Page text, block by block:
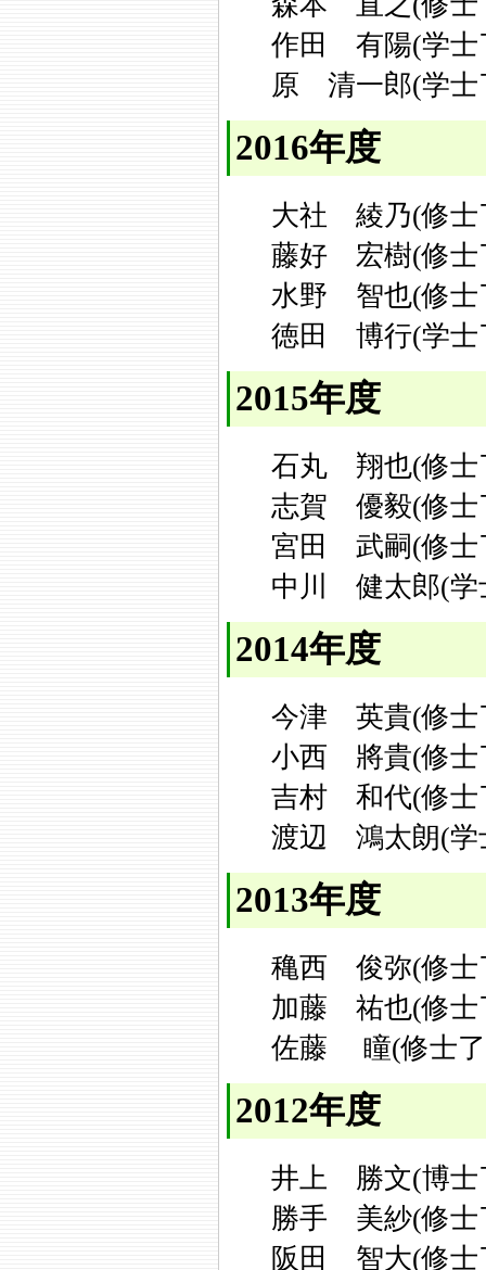
作田 有陽(学士
原 清一郎(学士
2016年度
大社 綾乃(修士
藤好 宏樹(修士
水野 智也(修士
徳田 博行(学士
2015年度
石丸 翔也(修士
志賀 優毅(修士
宮田 武嗣(修士
中川 健太郎(学
2014年度
今津 英貴(修士
小西 將貴(修士
吉村 和代(修士
渡辺 鴻太朗(学
2013年度
穐西 俊弥(修士
加藤 祐也(修士
佐藤 瞳(修士
2012年度
井上 勝文(博士
勝手 美紗(修士
阪田 智大(修士